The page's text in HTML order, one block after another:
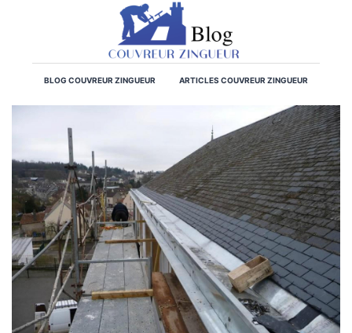
BLOG COUVREUR ZINGUEUR ARTICLES COUVREUR ZINGUEUR